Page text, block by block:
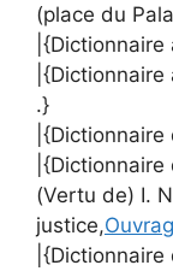
(place du
.}
(Vertu de) I.
justice,